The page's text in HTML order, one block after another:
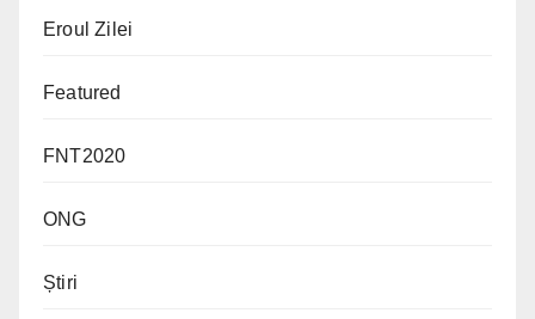
Eroul Zilei
Featured
FNT2020
ONG
Știri